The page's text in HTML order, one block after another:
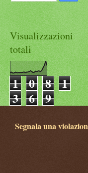
Visualizzazioni
totali
1 0 8 1
3 6 9
Segnala una